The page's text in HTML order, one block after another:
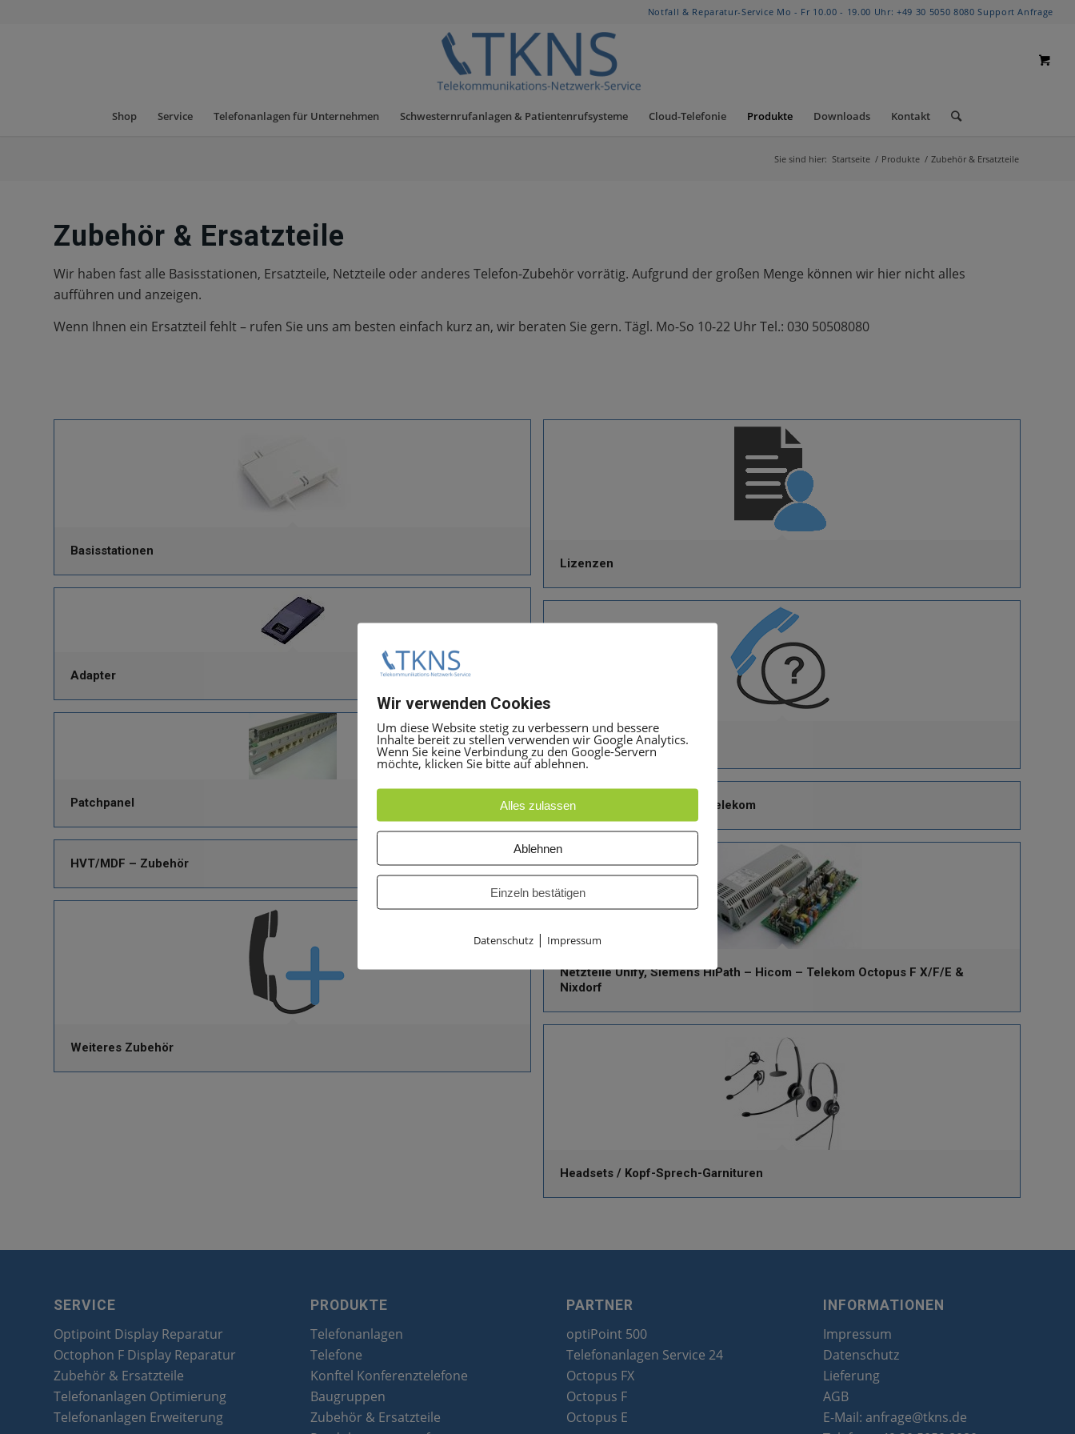
Notfall & Reparatur-Service Mo - Fr 10.00 - 19.00 Uhr: +49 30 5050 8080 Support Anfrage
Shop Service Telefonanlagen für Unternehmen Schwesternrufanlagen & Patientenrufsysteme Cloud-Telefonie Produkte Downloads Kontakt
Sie sind hier: Startseite / Produkte / Zubehör & Ersatzteile
Zubehör & Ersatzteile
Wir haben fast alle Basisstationen, Ersatzteile, Netzteile oder anderes Telefon-Zubehör vorrätig. Aufgrund der großen Menge können wir hier nicht alles
aufführen und anzeigen.
Wenn Ihnen ein Ersatzteil fehlt – rufen Sie uns am besten einfach kurz an, wir beraten Sie gern. Tägl. Mo-So 10-22 Uhr Tel.: 030 50508080
Basisstationen
Lizenzen
Adapter
Kabel
Patchpanel Aplikationen für Siemens Telekom
HVT/MDF – Zubehör
Netzteile Unify, Siemens HiPath – Hicom – Telekom Octopus F X/F/E &
Nixdorf
Weiteres Zubehör
Headsets / Kopf-Sprech-Garnituren
SERVICE
Optipoint Display Reparatur
Octophon F Display Reparatur
Zubehör & Ersatzteile
Telefonanlagen Optimierung
Telefonanlagen Erweiterung
PRODUKTE
Telefonanlagen
Telefone
Konftel Konferenztelefone
Baugruppen
Zubehör & Ersatzteile
PARTNER
optiPoint 500
Telefonanlagen Service 24
Octopus FX
Octopus F
Octopus E
INFORMATIONEN
Impressum
Datenschutz
Lieferung
AGB
E-Mail: anfrage@tkns.de
Wir verwenden Cookies
Um diese Website stetig zu verbessern und bessere
Inhalte bereit zu stellen verwenden wir Google Analytics.
Wenn Sie keine Verbindung zu den Google-Servern
möchte, klicken Sie bitte auf ablehnen.
Alles zulassen
Ablehnen
Einzeln bestätigen
Datenschutz | Impressum